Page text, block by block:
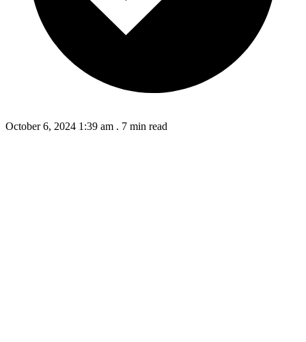
October 6, 2024 1:39 am . 7 min read